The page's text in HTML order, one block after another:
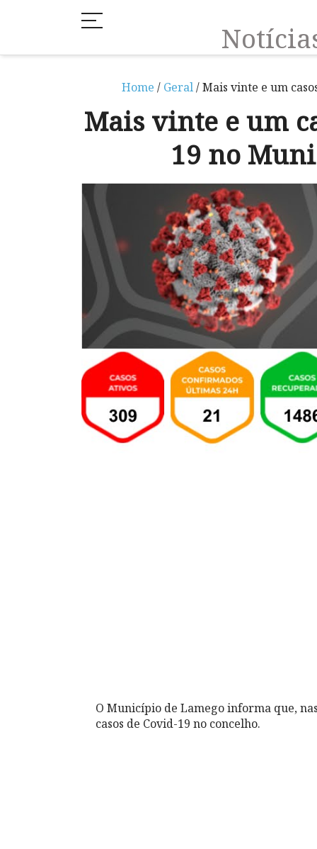
Home / Geral/ Mais vinte e um
Mais vinte e um
19 no
O Município de Lamego informa que,
casos de Covid-19 no concelho.